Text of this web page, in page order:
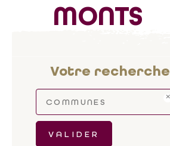
MONTS
Votre recherche
COMMUNES
VALIDER